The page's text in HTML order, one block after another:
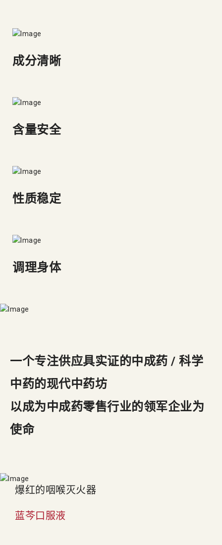
成分清晰
含量安全
性质稳定
调理身体
一个专注供应具实证的中成药 / 科学
中药的现代中药坊
以成为中成药零售行业的领军企业为
使命
爆红的咽喉灭火器
蓝芩口服液